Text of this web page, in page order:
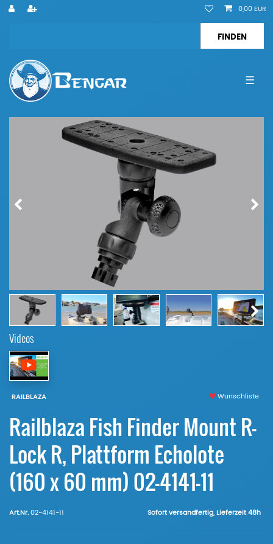
0,00 EUR
☰
Videos
RAILBLAZA Wunschliste
Railblaza Fish Finder Mount R-
Lock R, Plattform Echolote
(160 x 60 mm) 02-4141-11
Art.Nr.02-4141-11 Sofort versandfertig, Lieferzeit 48h